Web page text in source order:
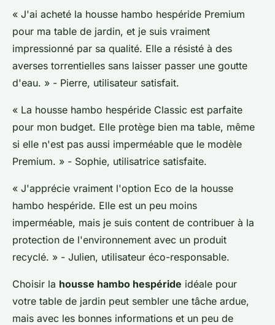
« J'ai acheté la housse hambo hespéride Premium
pour ma table de jardin, et je suis vraiment
impressionné par sa qualité. Elle a résisté à des
averses torrentielles sans laisser passer une goutte
d'eau. » - Pierre, utilisateur satisfait.
« La housse hambo hespéride Classic est parfaite
pour mon budget. Elle protège bien ma table, même
si elle n'est pas aussi imperméable que le modèle
Premium. » - Sophie, utilisatrice satisfaite.
« J'apprécie vraiment l'option Eco de la housse
hambo hespéride. Elle est un peu moins
imperméable, mais je suis content de contribuer à la
protection de l'environnement avec un produit
recyclé. » - Julien, utilisateur éco-responsable.
Choisir la housse hambo hespéride idéale pour
votre table de jardin peut sembler une tâche ardue,
mais avec les bonnes informations et un peu de